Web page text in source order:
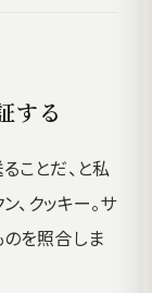
する
ことだ、と私
、クッキー。サ
を照合しま